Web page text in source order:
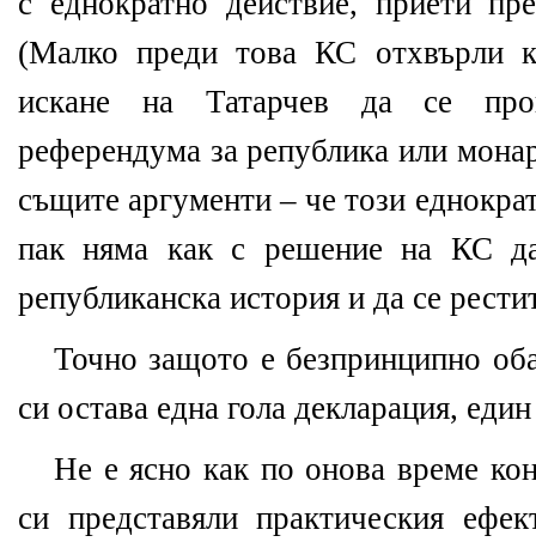
(Малко преди това КС отхвърли
искане на Татарчев да се
референдума за република или
същите аргументи – че този
пак няма как с решение на КС
републиканска история и да се
Точно защото е безпринципно
си остава една гола декларация,
Не е ясно как по онова време
си представяли практическия